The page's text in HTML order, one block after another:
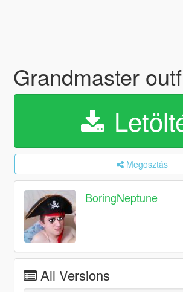
Grandmaster
Megosztás
BoringNeptune
All Versions